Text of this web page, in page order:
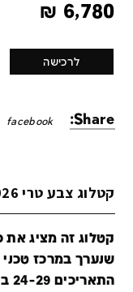
6,780
₪
לרכישה
Share:
facebook
קטלוג צבע טרי 2026
שנערך במרכז טכני
התאריכים 24-29 ביוני.